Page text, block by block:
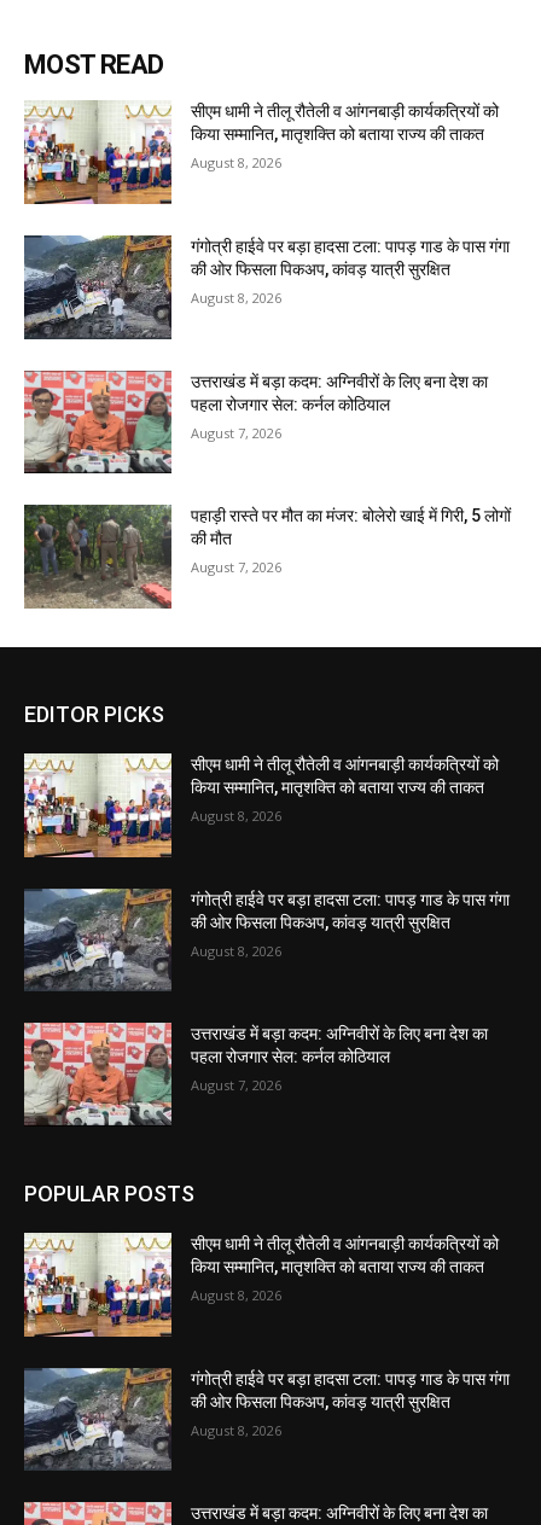
MOST READ
सीएम धामी ने तीलू रौतेली व आंगनबाड़ी कार्यकत्रियों को
किया सम्मानित, मातृशक्ति को बताया राज्य की ताकत
August 8, 2026
गंगोत्री हाईवे पर बड़ा हादसा टला: पापड़ गाड के पास गंगा
की ओर फिसला पिकअप, कांवड़ यात्री सुरक्षित
August 8, 2026
उत्तराखंड में बड़ा कदम: अग्निवीरों के लिए बना देश का
पहला रोजगार सेल: कर्नल कोठियाल
August 7, 2026
पहाड़ी रास्ते पर मौत का मंजर: बोलेरो खाई में गिरी, 5 लोगों
की मौत
August 7, 2026
EDITOR PICKS
सीएम धामी ने तीलू रौतेली व आंगनबाड़ी कार्यकत्रियों को
किया सम्मानित, मातृशक्ति को बताया राज्य की ताकत
August 8, 2026
गंगोत्री हाईवे पर बड़ा हादसा टला: पापड़ गाड के पास गंगा
की ओर फिसला पिकअप, कांवड़ यात्री सुरक्षित
August 8, 2026
उत्तराखंड में बड़ा कदम: अग्निवीरों के लिए बना देश का
पहला रोजगार सेल: कर्नल कोठियाल
August 7, 2026
POPULAR POSTS
सीएम धामी ने तीलू रौतेली व आंगनबाड़ी कार्यकत्रियों को
किया सम्मानित, मातृशक्ति को बताया राज्य की ताकत
August 8, 2026
गंगोत्री हाईवे पर बड़ा हादसा टला: पापड़ गाड के पास गंगा
की ओर फिसला पिकअप, कांवड़ यात्री सुरक्षित
August 8, 2026
उत्तराखंड में बड़ा कदम: अग्निवीरों के लिए बना देश का